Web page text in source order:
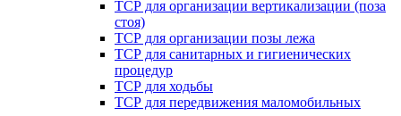
ТСР для организации вертикализации (поза
стоя)
ТСР для организации позы лежа
ТСР для санитарных и гигиенических
процедур
ТСР для ходьбы
ТСР для передвижения маломобильных